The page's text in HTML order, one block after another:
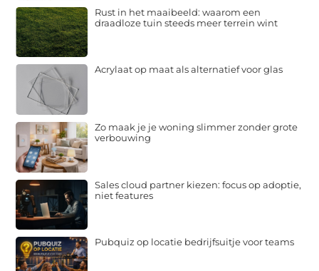
Rust in het maaibeeld: waarom een
draadloze tuin steeds meer terrein wint
Acrylaat op maat als alternatief voor glas
Zo maak je je woning slimmer zonder grote
verbouwing
Sales cloud partner kiezen: focus op adoptie,
niet features
Pubquiz op locatie bedrijfsuitje voor teams